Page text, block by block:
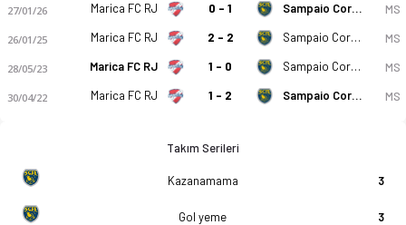
27/01/26 Marica FC RJ 0 - 1 Sampaio Correa FE MS
26/01/25 Marica FC RJ 2 - 2 Sampaio Correa FE MS
28/05/23 Marica FC RJ 1 - 0 Sampaio Correa FE MS
30/04/22 Marica FC RJ 1 - 2 Sampaio Correa FE MS
Takım Serileri
Kazanamama 3
Gol yeme 3